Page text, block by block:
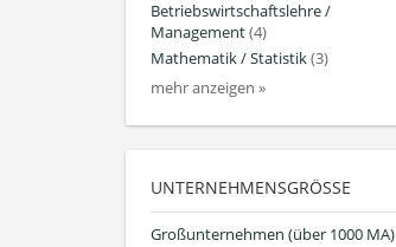
Betriebswirtschaftslehre /
Management(4)
Mathematik / Statistik(3)
mehr anzeigen »
UNTERNEHMENSGRÖSSE
Großunternehmen (über 1000 MA)